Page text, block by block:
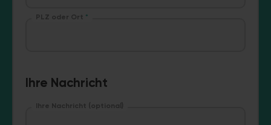
PLZ oder Ort *
Ihre Nachricht
Ihre Nachricht (optional)